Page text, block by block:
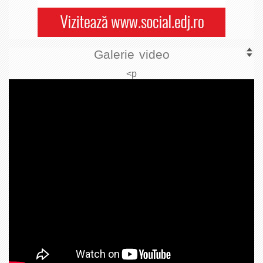
Galerie video
<p